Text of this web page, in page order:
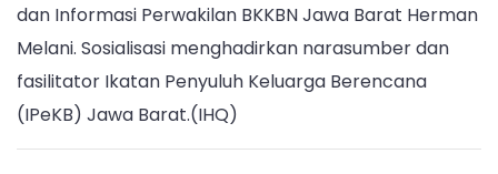
dan Informasi Perwakilan BKKBN Jawa Barat Herman
Melani. Sosialisasi menghadirkan narasumber dan
fasilitator Ikatan Penyuluh Keluarga Berencana
(IPeKB) Jawa Barat.(IHQ)